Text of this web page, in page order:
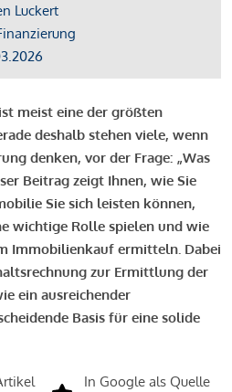
Luckert
meist eine der größten
deshalb stehen viele, wenn
denken, vor der Frage: „Was
Beitrag zeigt Ihnen, wie Sie
Sie sich leisten können,
wichtige Rolle spielen und wie
Immobilienkauf ermitteln. Dabei
zur Ermittlung der
ein ausreichender
Basis für eine solide
In Google als Quelle